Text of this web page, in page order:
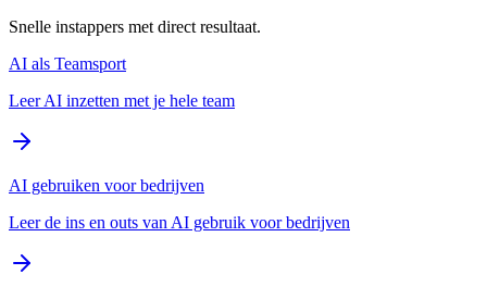
Snelle instappers met direct resultaat.
AI als Teamsport
Leer AI inzetten met je hele team
AI gebruiken voor bedrijven
Leer de ins en outs van AI gebruik voor bedrijven